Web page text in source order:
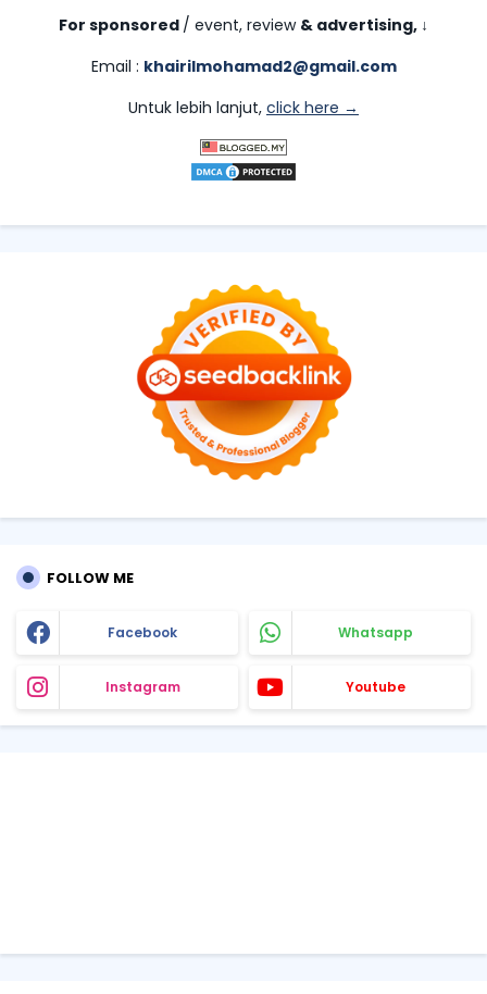
For sponsored / event, review & advertising, ↓
Email : khairilmohamad2@gmail.com
Untuk lebih lanjut, click here →
FOLLOW ME
Facebook Whatsapp
Instagram Youtube